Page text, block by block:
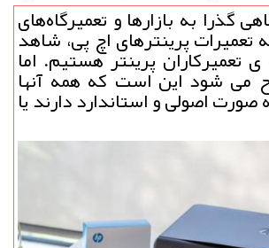
گذرا به بازارها و تعمیرگاه‌های
تعمیرات پرینترهای اچ پی، شاهد
پرینتر هستیم. اما
می شود این است كه همه آنها
صورت اصولی و استاندارد دارند یا